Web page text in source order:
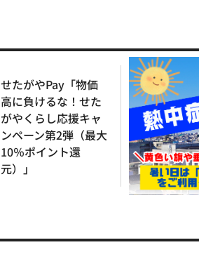
せたがやPay「物価
高に負けるな！せた
がやくらし応援キャ
ンペーン第2弾（最大
10％ポイント還
元）」